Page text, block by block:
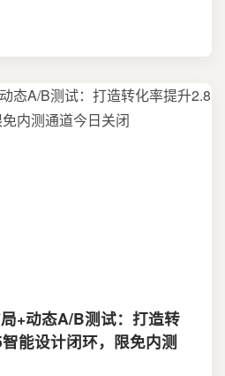
+动态A/B测试：打造转
能设计闭环，限免内测